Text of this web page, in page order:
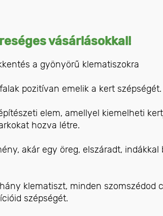
vásárlásokkal!
a gyönyörű klematiszokra
pozitívan emelik a kert szépségét.
elem, amellyel kiemelheti
hozva létre.
akár egy öreg, elszáradt,
klematiszt, minden szomszédod
szépségét.